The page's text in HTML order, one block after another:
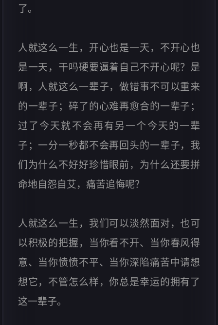
了。
人就这么一生，开心也是一天，不开心也
是一天，干吗硬要逼着自己不开心呢？是
啊，人就这么一辈子，做错事不可以重来
的一辈子；碎了的心难再愈合的一辈子；
过了今天就不会再有另一个今天的一辈
子；一分一秒都不会再回头的一辈子，我
们为什么不好好珍惜眼前，为什么还要拼
命地自怨自艾，痛苦追悔呢？
人就这么一生，我们可以淡然面对，也可
以积极的把握，当你看不开、当你春风得
意、当你愤愤不平、当你深陷痛苦中请想
想它，不管怎么样，你总是幸运的拥有了
这一辈子。